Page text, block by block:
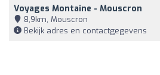
Voyages Montaine - Mouscron
8,9km, Mouscron
Bekijk adres en contactgegevens